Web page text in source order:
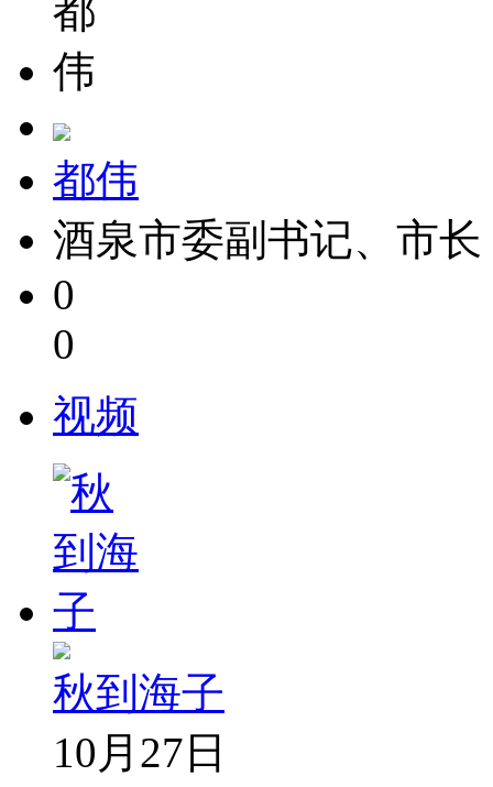
都伟
酒泉市委副书记、市长
0
0
视频
秋到海子
10月27日